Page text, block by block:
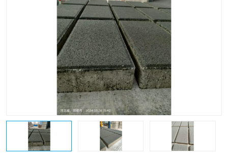
便道砖
花岗岩路岩石 盲道砖
pc仿石砖